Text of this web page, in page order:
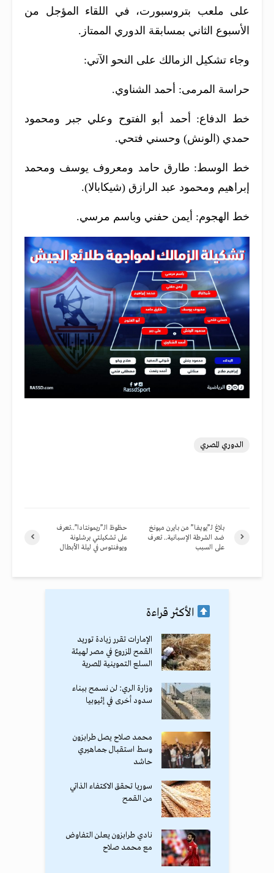
على ملعب بتروسبورت، في اللقاء المؤجل من
الأسبوع الثاني بمسابقة الدوري الممتاز.
وجاء تشكيل الزمالك على النحو الآتي:
حراسة المرمى: أحمد الشناوي.
خط الدفاع: أحمد أبو الفتوح وعلي جبر ومحمود
حمدي (الونش) وحسني فتحي.
خط الوسط: طارق حامد ومعروف يوسف ومحمد
إبراهيم ومحمود عبد الرازق (شيكابالا).
خط الهجوم: أيمن حفني وباسم مرسي.
الدوري المصري
حظوظ الـ”ريمونتادا”..تعرف
على تشكيلتي برشلونة
ويوفنتوس في ليلة الأبطال
بلاغ لـ”يويفا” من بايرن ميونخ
ضد الشرطة الإسبانية.. تعرف
على السبب
الأكثر قراءة
الإمارات تقرر زيادة توريد
القمح المزروع في مصر لهيئة
السلع التموينية المصرية
وزارة الري: لن نسمح ببناء
سدود أخرى في إثيوبيا
محمد صلاح يصل طرابزون
وسط استقبال جماهيري
حاشد
سوريا تحقق الاكتفاء الذاتي
من القمح
نادي طرابزون يعلن التفاوض
مع محمد صلاح